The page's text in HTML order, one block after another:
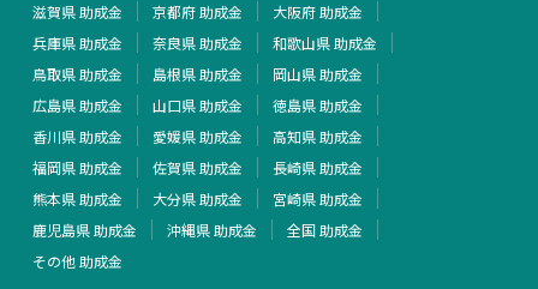
滋賀県 助成金
京都府 助成金
大阪府 助成金
兵庫県 助成金
奈良県 助成金
和歌山県 助成金
鳥取県 助成金
島根県 助成金
岡山県 助成金
広島県 助成金
山口県 助成金
徳島県 助成金
香川県 助成金
愛媛県 助成金
高知県 助成金
福岡県 助成金
佐賀県 助成金
長崎県 助成金
熊本県 助成金
大分県 助成金
宮崎県 助成金
鹿児島県 助成金
沖縄県 助成金
全国 助成金
その他 助成金